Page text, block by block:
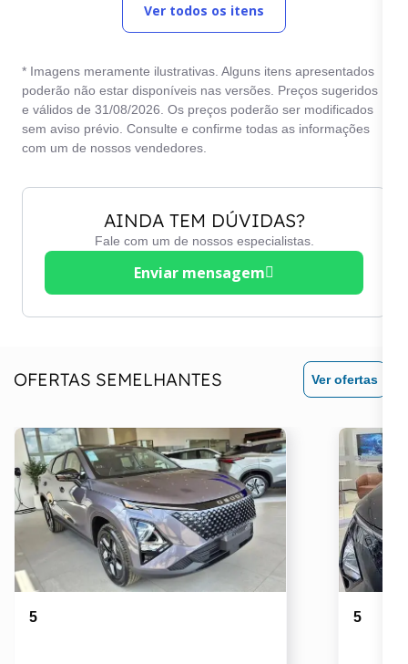
Direção elétrica
Faróis de Led
Freios ABS
Rodas de liga leve
Teto solar
Trio elétrico
Volante em couro
Ver todos os itens
* Imagens meramente ilustrativas. Alguns itens apresentados
poderão não estar disponíveis nas versões. Preços sugeridos
e válidos de 31/08/2026. Os preços poderão ser modificados
sem aviso prévio. Consulte e confirme todas as informações
com um de nossos vendedores.
AINDA TEM DÚVIDAS?
Fale com um de nossos especialistas.
Enviar mensagem
OFERTAS SEMELHANTES Ver ofertas
5 5